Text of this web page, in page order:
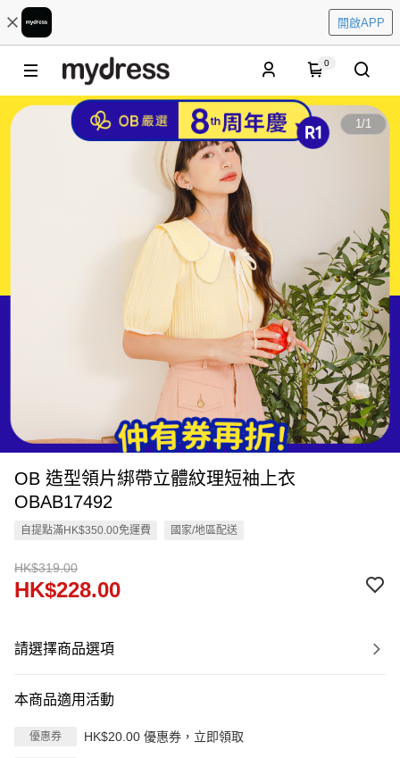
開啟APP
0
1/1
OB 造型領片綁帶立體紋理短袖上衣
OBAB17492
自提點滿HK$350.00免運費 國家/地區配送
HK$319.00
HK$228.00
請選擇商品選項
本商品適用活動
優惠券 HK$20.00 優惠券，立即領取